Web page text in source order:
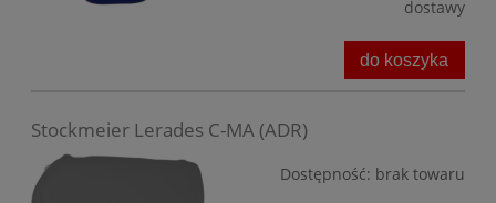
dostawy
do koszyka
Stockmeier Lerades C-MA (ADR)
Dostępność: brak towaru